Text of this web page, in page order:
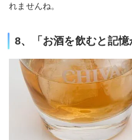
れませんね。
8、「お酒を飲むと記